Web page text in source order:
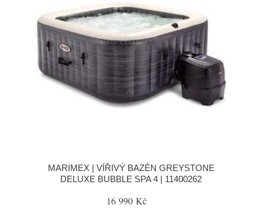
MARIMEX | VÍŘIVÝ BAZÉN GREYSTONE
DELUXE BUBBLE SPA 4 | 11400262
16 990 Kč